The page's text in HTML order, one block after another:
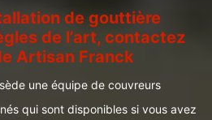
de gouttière
de l’art, contactez
Artisan Franck
une équipe de couvreurs
qui sont disponibles si vous avez